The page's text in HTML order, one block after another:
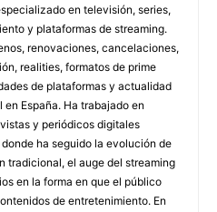
en televisión, series,
y plataformas de streaming.
renovaciones, cancelaciones,
realities, formatos de prime
de plataformas y actualidad
en España. Ha trabajado en
y periódicos digitales
ha seguido la evolución de
tradicional, el auge del streaming
en la forma en que el público
de entretenimiento. En